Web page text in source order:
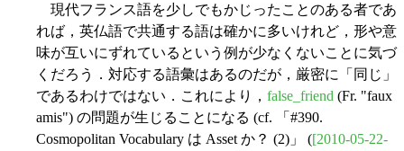
現代フランス語を少しでもかじったことのある者であ
れば，英仏語で共通する語は確かに多いけれど，形や意
味が互いにずれているという例が少なくないことに気づ
くだろう．対応する語彙はあるのだが，厳密に「同じ」
であるわけではない．これにより， false_friend (Fr. "faux
amis") の問題が生じることになる (cf. 「#390.
Cosmopolitan Vocabulary は Asset か？ (2)」 ([2010-05-22-